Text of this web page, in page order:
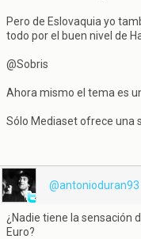
Pero de Eslovaquia yo
todo por el buen nivel de
@Sobris
Ahora mismo el tema es
Sólo Mediaset ofrece una
@antonioduran93
¿Nadie tiene la sensación
Euro?